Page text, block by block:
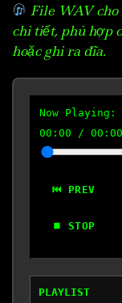
File WAV cho
chi tiết, phù hợp
hoặc ghi ra đĩa.
Now Playing:
00:00 / 00:00
⏮ PREV
⏹ STOP
PLAYLIST